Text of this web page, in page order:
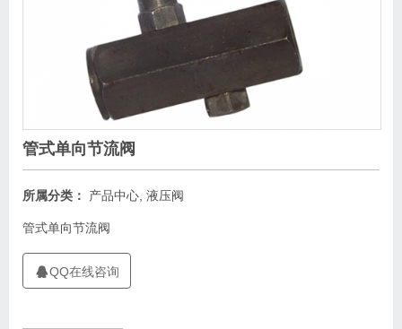
管式单向节流阀
所属分类： 产品中心 液压阀
管式单向节流阀
QQ在线咨询